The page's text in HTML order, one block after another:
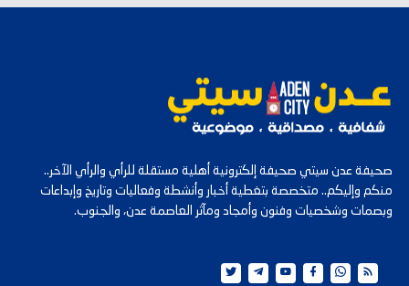
صحيفة عدن سيتي صحيفة إلكترونية أهلية مستقلة للرأي والرأي الآخر..
منكم وإليكم.. متخصصة بتغطية أخبار وأنشطة وفعاليات وتاريخ وإبداعات
وبصمات وشخصيات وفنون وأمجاد ومآثر العاصمة عدن، والجنوب.